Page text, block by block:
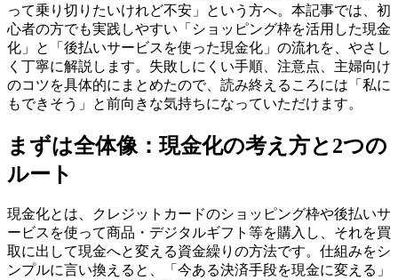
って乗り切りたいけれど不安」という方へ。本記事では、初
心者の方でも実践しやすい「ショッピング枠を活用した現金
化」と「後払いサービスを使った現金化」の流れを、やさし
く丁寧に解説します。失敗しにくい手順、注意点、主婦向け
のコツを具体的にまとめたので、読み終えるころには「私に
もできそう」と前向きな気持ちになっていただけます。
まずは全体像：現金化の考え方と2つの
ルート
現金化とは、クレジットカードのショッピング枠や後払いサ
ービスを使って商品・デジタルギフト等を購入し、それを買
取に出して現金へと変える資金繰りの方法です。仕組みをシ
ンプルに言い換えると、「今ある決済手段を現金に変える」